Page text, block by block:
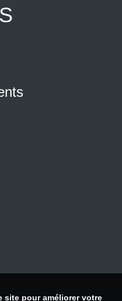
site pour améliorer votre